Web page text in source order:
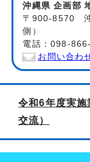
沖縄県 企画部
〒900-8570 沖
側）
電話：098-
お問い合わ
令和6年度実施
交流）